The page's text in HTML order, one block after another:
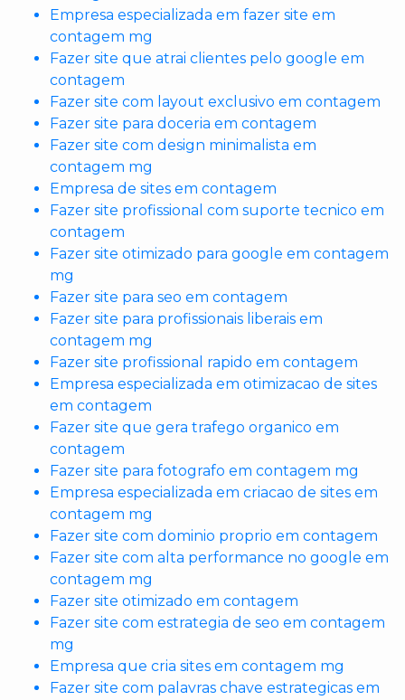
Empresa especializada em fazer site em
contagem mg
Fazer site que atrai clientes pelo google em
contagem
Fazer site com layout exclusivo em contagem
Fazer site para doceria em contagem
Fazer site com design minimalista em
contagem mg
Empresa de sites em contagem
Fazer site profissional com suporte tecnico em
contagem
Fazer site otimizado para google em contagem
mg
Fazer site para seo em contagem
Fazer site para profissionais liberais em
contagem mg
Fazer site profissional rapido em contagem
Empresa especializada em otimizacao de sites
em contagem
Fazer site que gera trafego organico em
contagem
Fazer site para fotografo em contagem mg
Empresa especializada em criacao de sites em
contagem mg
Fazer site com dominio proprio em contagem
Fazer site com alta performance no google em
contagem mg
Fazer site otimizado em contagem
Fazer site com estrategia de seo em contagem
mg
Empresa que cria sites em contagem mg
Fazer site com palavras chave estrategicas em